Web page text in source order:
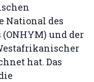
National des
und der
hat. Das